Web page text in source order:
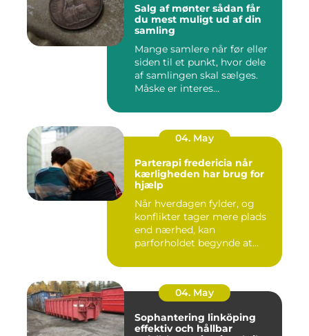
Salg af mønter sådan får
du mest muligt ud af din
samling
Mange samlere når før eller
siden til et punkt, hvor dele
af samlingen skal sælges.
Måske er interes...
04. May
Parterapi fredericia når
kærligheden har brug for
hjælp
Når hverdagen fylder, og
konflikter tager mere plads
end nærhed, kan
parforholdet begynde at
04. May
Sophantering linköping
effektiv och hållbar